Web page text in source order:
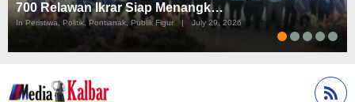
700 Relawan Ikrar Siap Menangk…
In Peristiwa, Politik, Pontianak, Publik Figur July 29, 2026